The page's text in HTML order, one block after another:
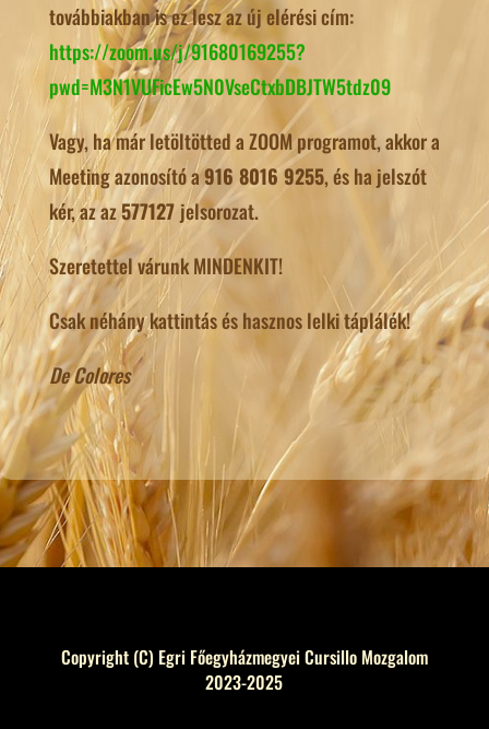
továbbiakban is ez lesz az új elérési cím:
https://zoom.us/j/91680169255?
pwd=M3N1VUFicEw5N0VseCtxbDBJTW5tdz09
Vagy, ha már letöltötted a ZOOM programot, akkor a
Meeting azonosító a916 8016 9255, és ha jelszót
kér, az az577127 jelsorozat.
Szeretettel várunk MINDENKIT!
Csak néhány kattintás és hasznos lelki táplálék!
De Colores
Copyright (C) Egri Főegyházmegyei Cursillo Mozgalom
2023-2025